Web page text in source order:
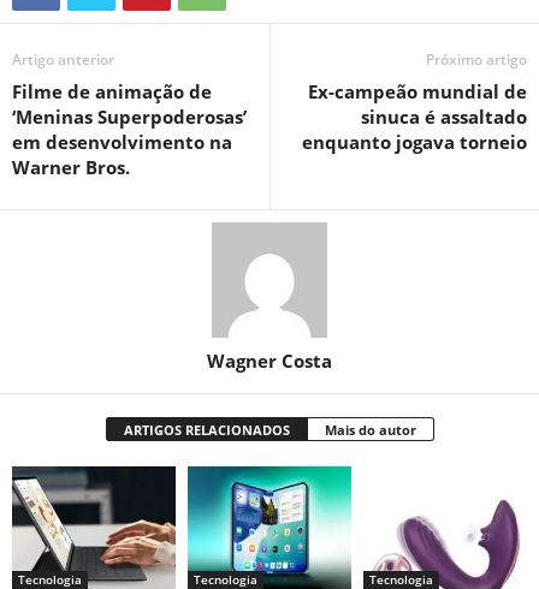
Artigo anterior
Filme de animação de
‘Meninas Superpoderosas’
em desenvolvimento na
Warner Bros.
Próximo artigo
Ex-campeão mundial de
sinuca é assaltado
enquanto jogava torneio
Wagner Costa
ARTIGOS RELACIONADOS Mais do autor
Tecnologia Tecnologia Tecnologia